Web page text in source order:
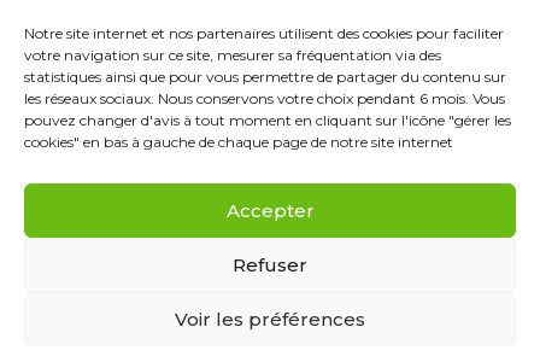
Notre site internet et nos partenaires utilisent des cookies pour faciliter
votre navigation sur ce site, mesurer sa fréquentation via des
statistiques ainsi que pour vous permettre de partager du contenu sur
les réseaux sociaux. Nous conservons votre choix pendant 6 mois. Vous
pouvez changer d'avis à tout moment en cliquant sur l'icône "gérer les
cookies" en bas à gauche de chaque page de notre site internet
Accepter
Refuser
Voir les préférences
Mentions Légales
Données personnelles